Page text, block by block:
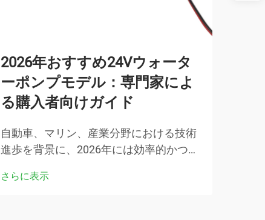
2026年おすすめ24Vウォータ
ーポンプモデル：専門家によ
る購入者向けガイド
自動車、マリン、産業分野における技術
進歩を背景に、2026年には効率的かつ信
ムに対する需要が劇的に増加しました。
さらに表示